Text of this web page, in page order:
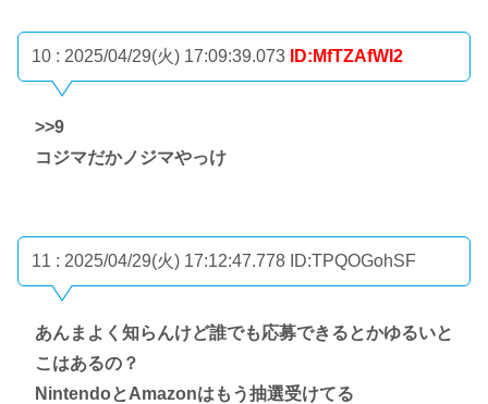
10 : 2025/04/29(火) 17:09:39.073 ID:MfTZAfWI2
>>9
コジマだかノジマやっけ
11 : 2025/04/29(火) 17:12:47.778 ID:TPQOGohSF
あんまよく知らんけど誰でも応募できるとかゆるいと
こはあるの？
NintendoとAmazonはもう抽選受けてる